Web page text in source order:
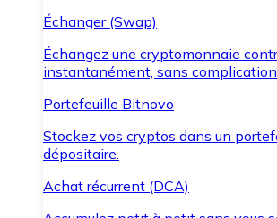
Échanger (Swap)
Échangez une cryptomonnaie
instantanément, sans
Portefeuille Bitnovo
Stockez vos cryptos dans un
dépositaire.
Achat récurrent (DCA)